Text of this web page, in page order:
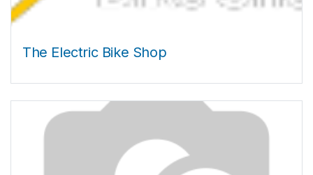
The Electric Bike Shop